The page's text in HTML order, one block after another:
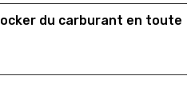
du carburant en toute